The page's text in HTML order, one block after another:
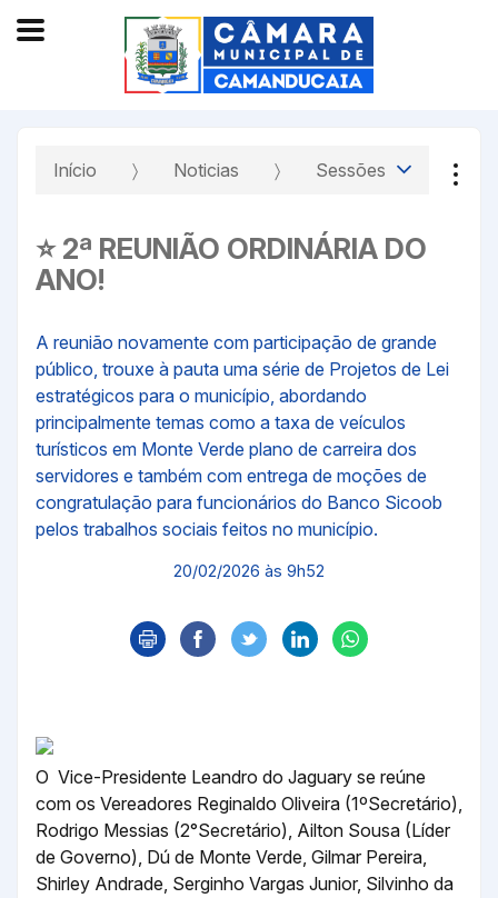
Início Noticias Sessões
⭐ 2ª REUNIÃO ORDINÁRIA DO
ANO!
A reunião novamente com participação de grande
público, trouxe à pauta uma série de Projetos de Lei
estratégicos para o município, abordando
principalmente temas como a taxa de veículos
turísticos em Monte Verde plano de carreira dos
servidores e também com entrega de moções de
congratulação para funcionários do Banco Sicoob
pelos trabalhos sociais feitos no município.
20/02/2026 às 9h52
O Vice-Presidente Leandro do Jaguary se reúne
com os Vereadores Reginaldo Oliveira (1ºSecretário),
Rodrigo Messias (2°Secretário), Ailton Sousa (Líder
de Governo), Dú de Monte Verde, Gilmar Pereira,
Shirley Andrade, Serginho Vargas Junior, Silvinho da